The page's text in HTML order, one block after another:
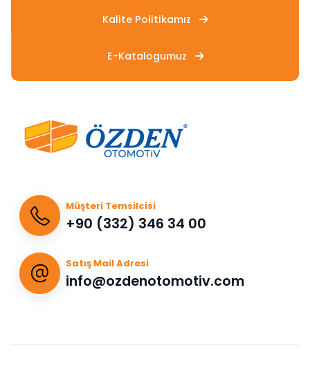
Kalite Politikamız
E-Katalogumuz
Müşteri Temsilcisi
+90 (332) 346 34 00
Satış Mail Adresi
info@ozdenotomotiv.com